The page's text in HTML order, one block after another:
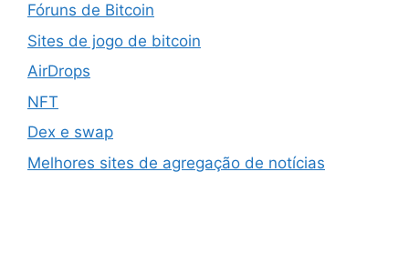
Fóruns de Bitcoin
Sites de jogo de bitcoin
AirDrops
NFT
Dex e swap
Melhores sites de agregação de notícias